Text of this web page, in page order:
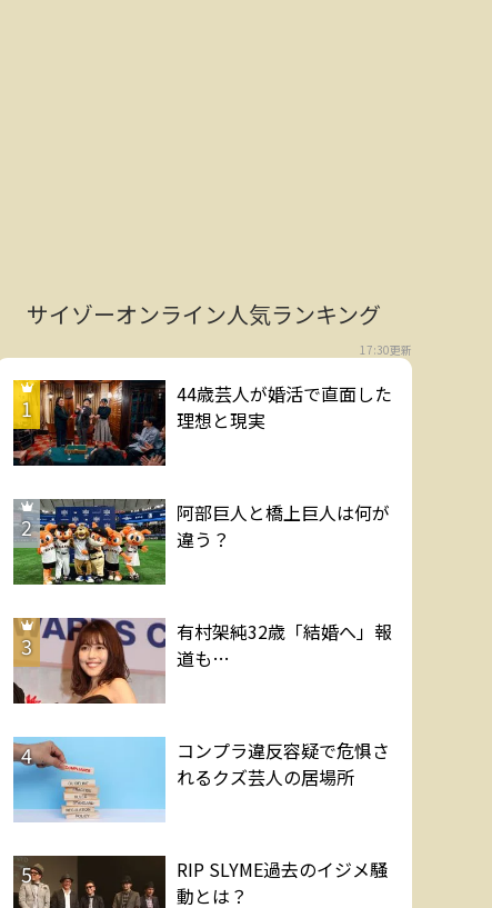
サイゾーオンライン人気ランキング
17:30更新
1
44歳芸人が婚活で直面した
理想と現実
2
阿部巨人と橋上巨人は何が
違う？
3
有村架純32歳「結婚へ」報
道も…
4
コンプラ違反容疑で危惧さ
れるクズ芸人の居場所
5
RIP SLYME過去のイジメ騒
動とは？